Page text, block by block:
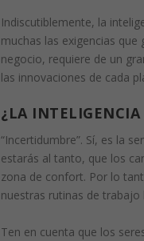
Indiscutiblemente, la
muchas las exigencias
negocio, requiere de un
las innovaciones de cada
¿LA
“Incertidumbre”. Sí, es la
estarás al tanto, que los
zona de confort. Por lo
nuestras rutinas de trabajo
Ten en cuenta que los